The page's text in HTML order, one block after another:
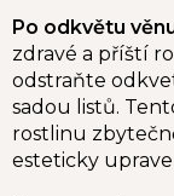
Po odkvětu
zdravé a příští
odstraňte
sadou listů.
rostlinu
esteticky